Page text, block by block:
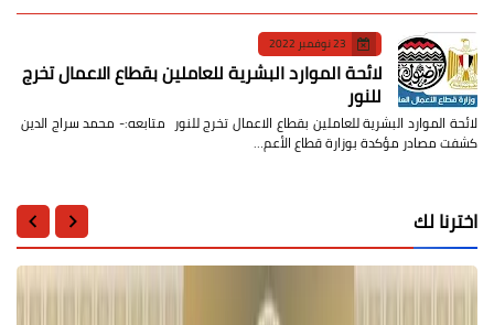
23 نوفمبر 2022
لائحة الموارد البشرية للعاملين بقطاع الاعمال تخرج
للنور
لائحة الموارد البشرية للعاملين بقطاع الاعمال تخرج للنور متابعه:- محمد سراج الدين
كشفت مصادر مؤكدة بوزارة قطاع الأعم…
اخترنا لك